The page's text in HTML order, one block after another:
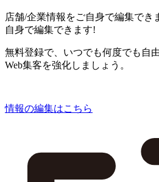
店舗/企業情報をご自身で編集でき
自身で編集できます!
無料登録で、いつでも何度でも自
Web集客を強化しましょう。
情報の編集はこちら